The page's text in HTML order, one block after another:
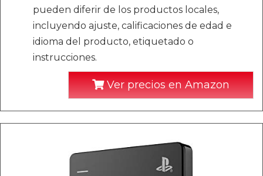
pueden diferir de los productos locales,
incluyendo ajuste, calificaciones de edad e
idioma del producto, etiquetado o
instrucciones.
Ver precios en Amazon